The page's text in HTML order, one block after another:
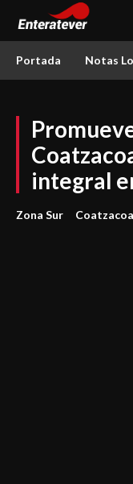
Portada Notas
integral
Zona Sur